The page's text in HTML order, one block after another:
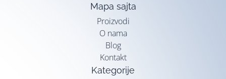
Mapa sajta
Proizvodi
O nama
Blog
Kontakt
Kategorije